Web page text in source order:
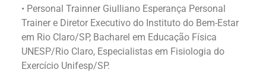
• Personal Trainner Giulliano Esperança Personal
Trainer e Diretor Executivo do Instituto do Bem-Estar
em Rio Claro/SP, Bacharel em Educação Física
UNESP/Rio Claro, Especialistas em Fisiologia do
Exercício Unifesp/SP.